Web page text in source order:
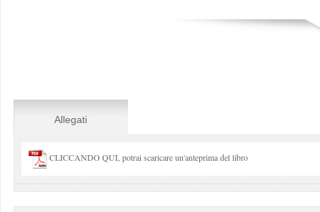
Allegati
CLICCANDO QUI, potrai scaricare un'anteprima del libro